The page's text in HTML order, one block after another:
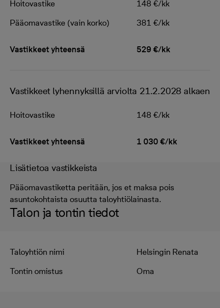
Hoitovastike
148 €/kk
Pääomavastike (vain korko)
381 €/kk
Vastikkeet yhteensä 529 €/kk
Vastikkeet lyhennyksillä arviolta 21.2.2028 alkaen
Hoitovastike 148 €/kk
Vastikkeet yhteensä 1 030 €/kk
Lisätietoa vastikkeista
Pääomavastiketta peritään, jos et maksa pois
asuntokohtaista osuutta taloyhtiölainasta.
Talon ja tontin tiedot
Taloyhtiön nimi
Helsingin Renata
Tontin omistus
Oma